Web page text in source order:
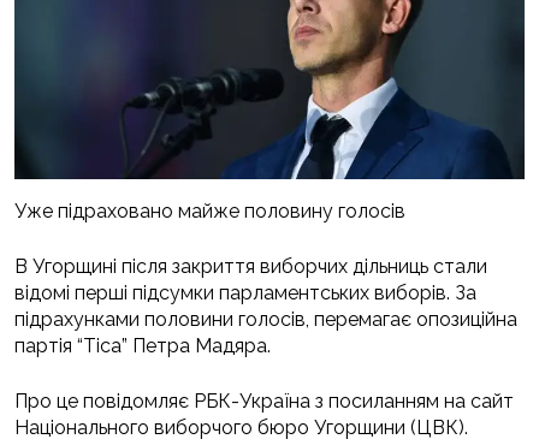
Уже підраховано майже половину голосів
В Угорщині після закриття виборчих дільниць стали
відомі перші підсумки парламентських виборів. За
підрахунками половини голосів, перемагає опозиційна
партія “Тіса” Петра Мадяра.
Про це повідомляє РБК-Україна з посиланням на сайт
Національного виборчого бюро Угорщини (ЦВК).